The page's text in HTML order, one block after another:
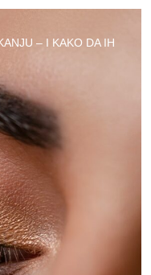
– I KAKO DA IH